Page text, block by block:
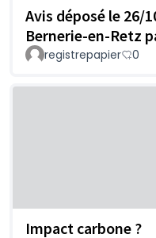
Avis déposé le 26/
Bernerie-en-Retz
registrepapier 0
Impact carbone ?